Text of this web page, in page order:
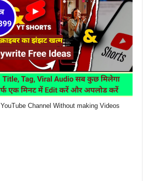
Channel Without making Videos